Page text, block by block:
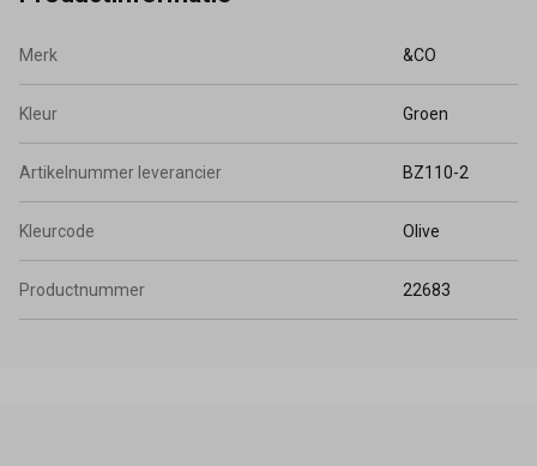
Merk &CO
Kleur Groen
Artikelnummer leverancier BZ110-2
Kleurcode Olive
Productnummer 22683